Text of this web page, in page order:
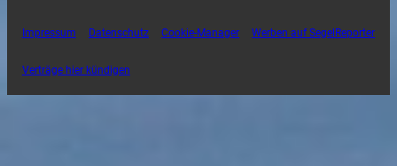
Impressum Datenschutz Cookie-Manager Werben auf SegelReporter
Verträge hier kündigen